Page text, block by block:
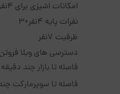
امکانات اشپزی برای 4نفر
نفرات پایه 4نفر+3
ظرفیت 7نفر
دسترسی های ویلا
فاصله تا بازار چند دقیقه
فاصله تا سوپرمارکت چند